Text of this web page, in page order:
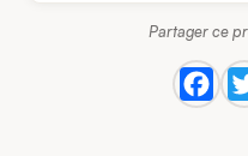
Partager ce